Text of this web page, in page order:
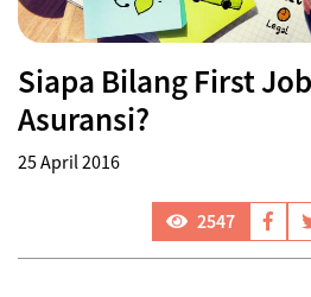
Siapa Bilang First
Asuransi?
25 April 2016
2547